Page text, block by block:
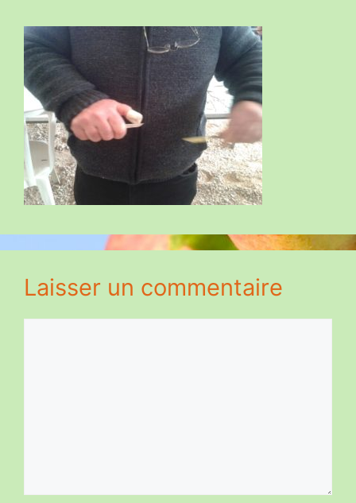
Laisser un commentaire